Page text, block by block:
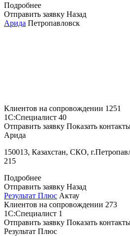
Подробнее
Отправить заявку Назад
Арида Петропавловск
Клиентов на сопровождении 1251
1С:Специалист 40
Отправить заявку Показать
Арида
150013, Казахстан, СКО,
215
Подробнее
Отправить заявку Назад
Результат Плюс Актау
Клиентов на сопровождении 273
1С:Специалист 1
Отправить заявку Показать
Результат Плюс